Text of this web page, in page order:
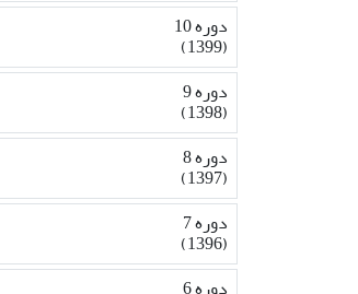
دوره 10
(1399)
دوره 9
(1398)
دوره 8
(1397)
دوره 7
(1396)